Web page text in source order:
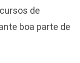
de
boa parte de